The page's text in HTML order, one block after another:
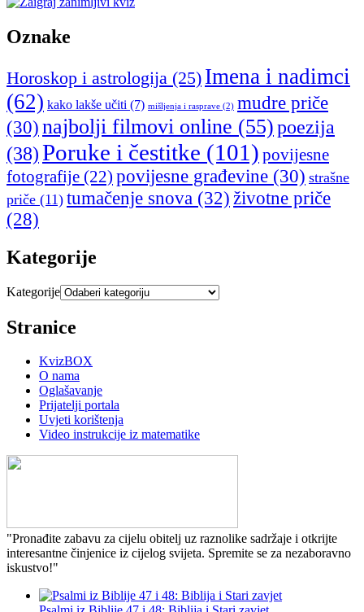
Oznake
Horoskop i astrologija (25) Imena i nadimci
(62) kako lakše učiti (7) mišljenja i rasprave (2) mudre priče
(30) najbolji filmovi online (55)poezija
(38)Poruke i čestitke (101) povijesne
fotografije (22) povijesne građevine (30) strašne
priče (11) tumačenje snova (32) životne priče
(28)
Kategorije
Kategorije
Stranice
KvizBOX
O nama
Oglašavanje
Prijatelji portala
Uvjeti korištenja
Video instrukcije iz matematike
"Pronađite zabavu za cijelu obitelj uz raznolike sadržaje i otkrijte
interesantne činjenice iz cijelog svijeta. Spremite se za nezaboravno
iskustvo!"